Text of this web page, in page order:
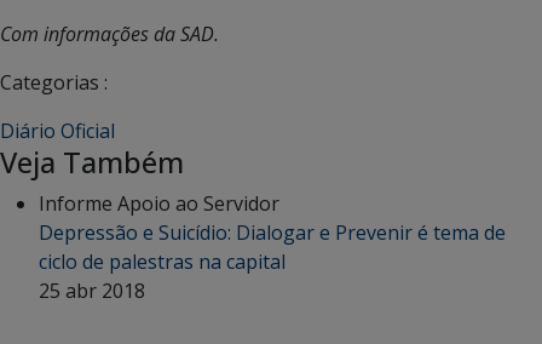
Com informações da SAD.
Categorias :
Diário Oficial
Veja Também
Informe Apoio ao Servidor
Depressão e Suicídio: Dialogar e Prevenir é tema de
ciclo de palestras na capital
25 abr 2018